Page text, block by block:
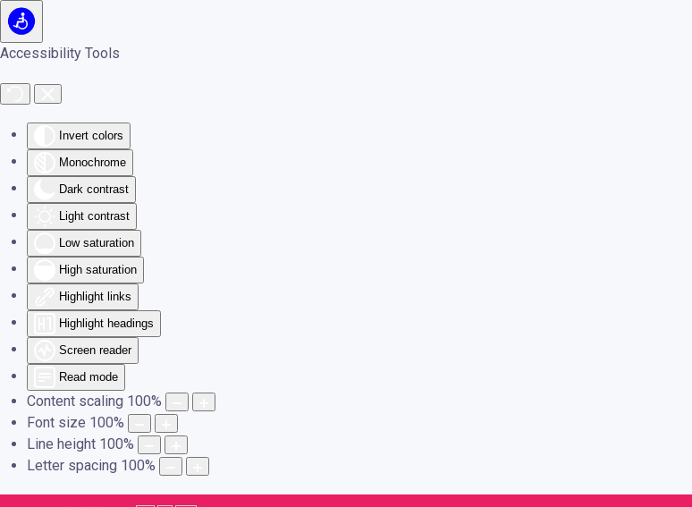
Accessibility Tools
Invert colors
Monochrome
Dark contrast
Light contrast
Low saturation
High saturation
Highlight links
Highlight headings
Screen reader
Read mode
Content scaling 100%
Font size 100%
Line height 100%
Letter spacing 100%
Skip to main content